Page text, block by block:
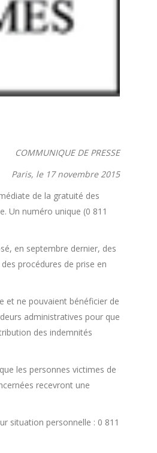
COMMUNIQUE DE PRESSE
Paris, le 17 novembre 2015
de la gratuité des
Un numéro unique (0 811
en septembre dernier, des
procédures de prise en
et ne pouvaient bénéficier de
administratives pour que
des indemnités
les personnes victimes de
recevront une
situation personnelle : 0 811